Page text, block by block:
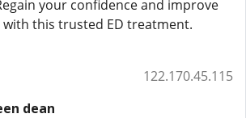
your confidence and improve
this trusted ED treatment.
122.170.45.115
dean